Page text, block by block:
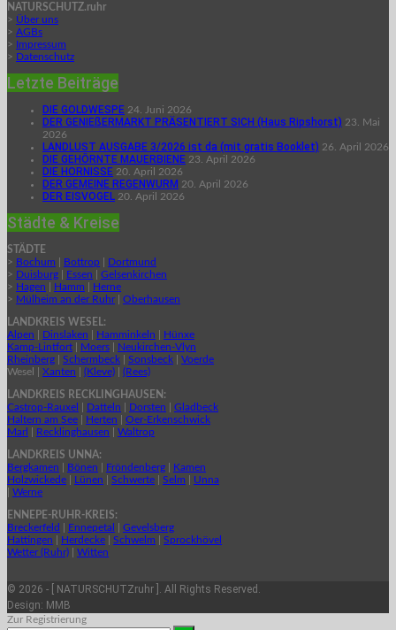
NATURSCHUTZ.ruhr
> Über uns
> AGBs
> Impressum
> Datenschutz
Letzte Beiträge
DIE GOLDWESPE 24. Juni 2026
DER GENIEßERMARKT PRÄSENTIERT SICH (Haus Ripshorst) 23. Mai
2026
LANDLUST AUSGABE 3/2026 ist da (mit gratis Booklet) 26. April 2026
DIE GEHÖRNTE MAUERBIENE 23. April 2026
DIE HORNISSE 20. April 2026
DER GEMEINE REGENWURM 20. April 2026
DER EISVOGEL 20. April 2026
Städte & Kreise
STÄDTE
> Bochum Bottrop
Dortmund
> Duisburg Essen
Gelsenkirchen
> Hagen Hamm
Herne
> Mülheim an der Ruhr| Oberhausen
LANDKREIS WESEL:
Alpen
Dinslaken Hamminkeln
Hünxe
Kamp-Lintfort
Moers
Neukirchen-Vlyn
Rheinberg
Schermbeck Sonsbeck
Voerde
Wesel | Xanten (Kleve) (Rees)
LANDKREIS RECKLINGHAUSEN:
Castrop-Rauxel
Datteln Dorsten
Gladbeck
Haltern am See
Herten
Oer-Erkenschwick
Marl
Recklinghausen Waltrop
LANDKREIS UNNA:
Bergkamen
Bönen Fröndenberg
Kamen
Holzwickede
Lünen Schwerte Selm
Unna
Werne
ENNEPE-RUHR-KREIS:
Breckerfeld
Ennepetal
Gevelsberg
Hattingen
Herdecke Schwelm
Sprockhövel
Wetter (Ruhr)
Witten
© 2026 - [ NATURSCHUTZruhr ]. All Rights Reserved.
Design: MMB
Zur Registrierung